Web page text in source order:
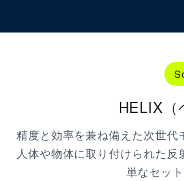
HELIX（
精度と効率を兼ね備えた次世
人体や物体に取り付けられた
単なセッ